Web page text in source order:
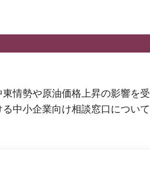
東情勢や原油価格上昇の影響を受
る中小企業向け相談窓口について